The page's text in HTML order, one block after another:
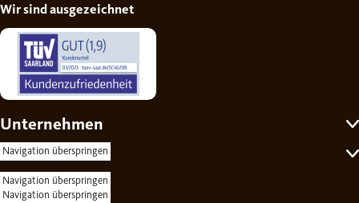
Navigation überspringen
Wir sind ausgezeichnet
Unternehmen
Navigation überspringen
Über uns
Self-Service
Navigation überspringen